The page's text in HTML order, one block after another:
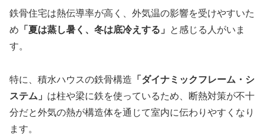
鉄骨住宅は熱伝導率が高く、外気温の影響を受けやすいた
め 「夏は蒸し暑く、冬は底冷えする」
と感じる人がいま
す。
特に、積水ハウスの鉄骨構造 「ダイナミックフレーム・シ
ステム」 は柱や梁に鉄を使っているため、断熱対策が不十
分だと外気の熱が構造体を通じて室内に伝わりやすくなり
ます。